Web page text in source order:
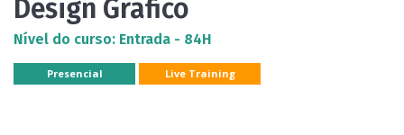
Design Gráfico
Nível do curso: Entrada - 84H
Presencial Live Training